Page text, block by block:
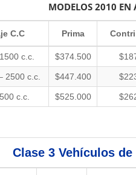
MODELOS 2010 EN
C.C Prima
c.c. $374.500
2500 c.c. $447.400
c.c. $525.000
Clase 3 Vehículos